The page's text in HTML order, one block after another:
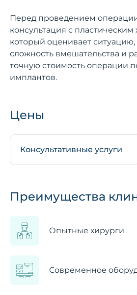
Перед проведением
консультация с пластическим
который оценивает
сложность вмешательства и
точную стоимость операции
имплантов.
Цены
Консультативные услуги
Преимущества
Опытные хирурги
Современное